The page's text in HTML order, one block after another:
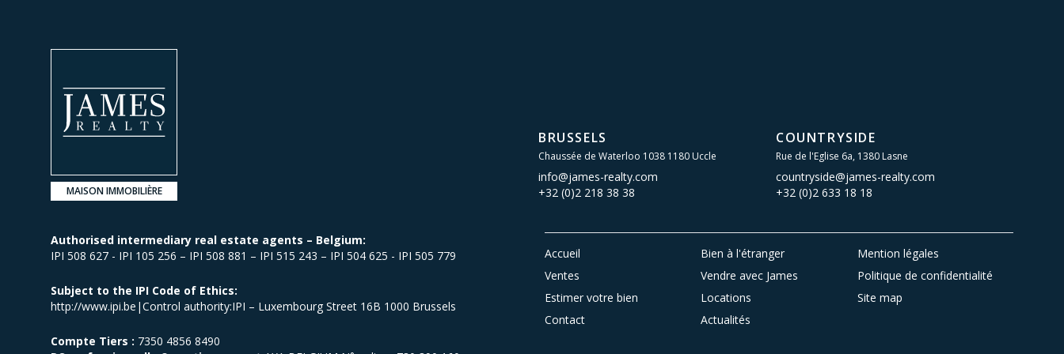
MAISON IMMOBILIÈRE
BRUSSELS
Chaussée de Waterloo 1038 1180 Uccle
info@james-realty.com
+32 (0)2 218 38 38
COUNTRYSIDE
Rue de l'Eglise 6a, 1380 Lasne
countryside@james-realty.com
+32 (0)2 633 18 18
Authorised intermediary real estate agents – Belgium:
IPI 508 627 - IPI 105 256 – IPI 508 881 – IPI 515 243 – IPI 504 625 - IPI 505 779
Subject to the IPI Code of Ethics:
http://www.ipi.be|Control authority:IPI – Luxembourg Street 16B 1000 Brussels
Compte Tiers : 7350 4856 8490
Accueil Bien à l'étranger
Mention légales
Ventes
Vendre avec James
Politique de confidentialité
Estimer votre bien
Locations
Site map
Contact
Actualités